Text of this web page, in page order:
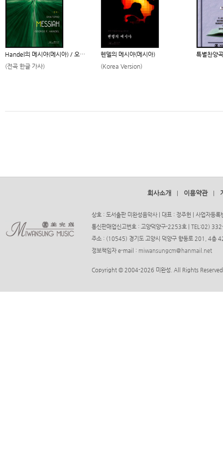
Handel의 메시야(메시아) / 오…
(전곡 한글 가사)
헨델의 메시야(메시아)
(Korea Version)
특별찬양
회사소개 이용약관
상호 : 도서출판 미완성음악사 | 대표 : 정주헌 | 사업자등
통신판매업신고번호 : 고양덕양구-2253호 | TEL:02)
주소 : (10545) 경기도 고양시 덕양구 향동로 201, 4층
정보책임자 e-mail : miwansungcm@hanmail.net
Copyright © 2004-2026 미완성. All Rights